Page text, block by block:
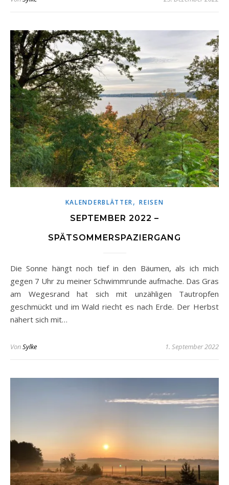
KALENDERBLÄTTER,REISEN
SEPTEMBER 2022 –
SPÄTSOMMERSPAZIERGANG
Die Sonne hängt noch tief in den Bäumen, als ich mich
gegen 7 Uhr zu meiner Schwimmrunde aufmache. Das Gras
am Wegesrand hat sich mit unzähligen Tautropfen
geschmückt und im Wald riecht es nach Erde. Der Herbst
nähert sich mit…
VonSylke 1. September 2022